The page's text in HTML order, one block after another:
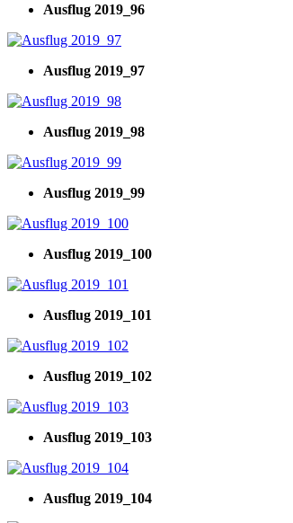
Ausflug 2019_96
Ausflug 2019_97
Ausflug 2019_98
Ausflug 2019_99
Ausflug 2019_100
Ausflug 2019_101
Ausflug 2019_102
Ausflug 2019_103
Ausflug 2019_104